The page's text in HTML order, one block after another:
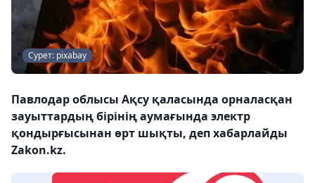
Сурет: pixabay
Павлодар облысы Ақсу қаласында орналасқан
зауыттардың бірінің аумағында электр
қондырғысынан өрт шықты, деп хабарлайды
Zakon.kz.